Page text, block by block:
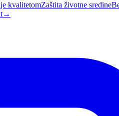
kvalitetomZaštita životne sredine
→